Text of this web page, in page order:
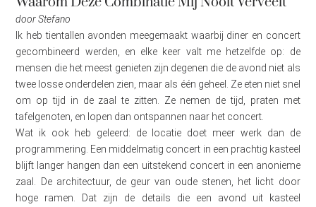
door Stefano
Ik heb tientallen avonden meegemaakt waarbij diner en concert
gecombineerd werden, en elke keer valt me hetzelfde op: de
mensen die het meest genieten zijn degenen die de avond niet als
twee losse onderdelen zien, maar als één geheel. Ze eten niet snel
om op tijd in de zaal te zitten. Ze nemen de tijd, praten met
tafelgenoten, en lopen dan ontspannen naar het concert.
Wat ik ook heb geleerd: de locatie doet meer werk dan de
programmering. Een middelmatig concert in een prachtig kasteel
blijft langer hangen dan een uitstekend concert in een anonieme
zaal. De architectuur, de geur van oude stenen, het licht door
hoge ramen. Dat zijn de details die een avond uit kasteel